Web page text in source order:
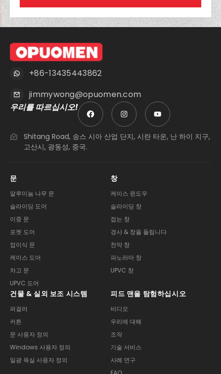
+86-13435443862
jimmywong@opuomen.com
우리를 따르십시오!
Shitang Road, 송스 시아 산업 단지, 시란 타운, 난 하이 지구,
고산시, 광동성, 중국.
문
알루미늄 나무 문
슬라이딩 도어
이중 문
포켓 도어
접이식 문
케이스 도어
차고 문
UPVC 도어
창
케이스 윈도우
슬라이딩 창
접는 창
경사 & 창을 돌립니다
천막 창
파노라마 창
UPVC 창
건물 & 실외 보조 시스템
퍼걸러
커튼
문 사용자 정의
Windows 사용자 정의
일광 욕실 사용자 정의
피드 맨을 탐험하십시오
비디오
우리에 대해
조작
기술 서비스
사례 연구